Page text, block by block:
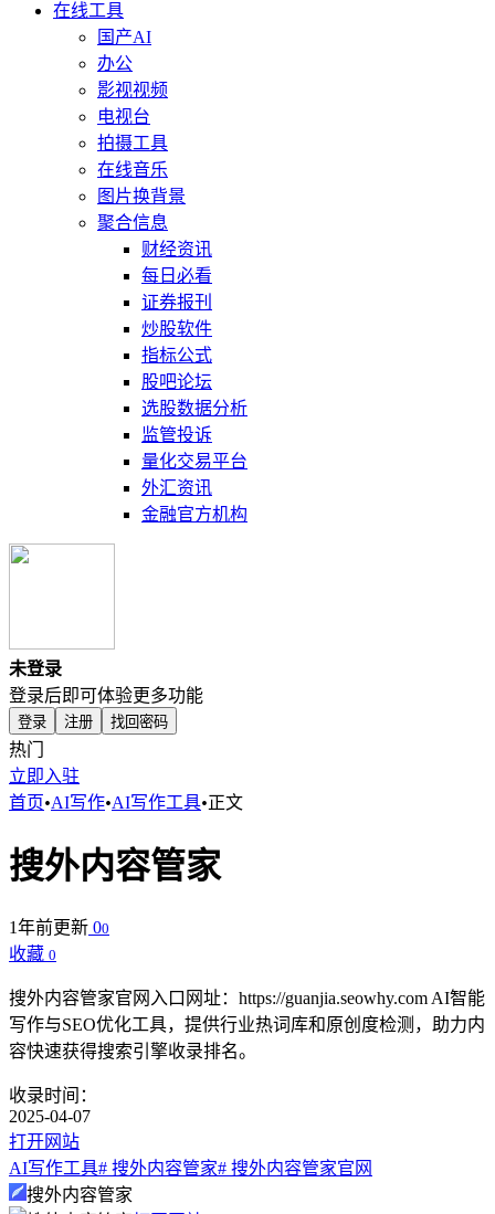
在线工具
国产AI
办公
影视视频
电视台
拍摄工具
在线音乐
图片换背景
聚合信息
财经资讯
每日必看
证券报刊
炒股软件
指标公式
股吧论坛
选股数据分析
监管投诉
量化交易平台
外汇资讯
金融官方机构
未登录
登录后即可体验更多功能
登录 注册 找回密码
热门
立即入驻
首页•AI写作•AI写作工具•正文
搜外内容管家
1年前更新 00
收藏 0
搜外内容管家官网入口网址：https://guanjia.seowhy.com AI智能
写作与SEO优化工具，提供行业热词库和原创度检测，助力内
容快速获得搜索引擎收录排名。
收录时间：
2025-04-07
打开网站
AI写作工具# 搜外内容管家# 搜外内容管家官网
搜外内容管家